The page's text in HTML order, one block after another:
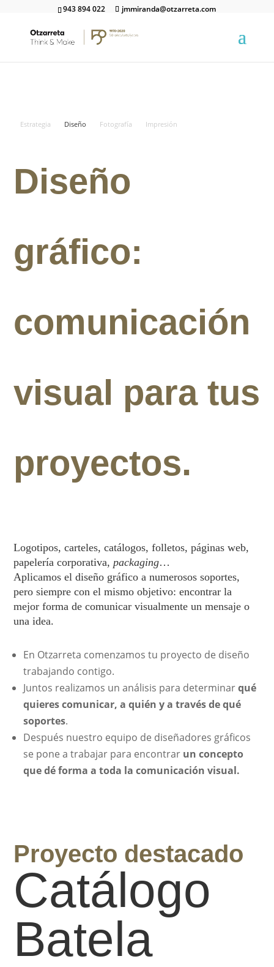
943 894 022 jmmiranda@otzarreta.com
Estrategia Diseño Fotografía Impresión
Diseño
gráfico:
comunicación
visual para tus
proyectos.
Logotipos, carteles, catálogos, folletos, páginas web,
papelería corporativa, packaging…
Aplicamos el diseño gráfico a numerosos soportes,
pero siempre con el mismo objetivo: encontrar la
mejor forma de comunicar visualmente un mensaje o
una idea.
En Otzarreta comenzamos tu proyecto de diseño
trabajando contigo.
Juntos realizamos un análisis para determinarqué
quierescomunicar, a quién y a través de qué
soportes.
Después nuestro equipo de diseñadores gráficos
se pone a trabajar para encontrar un concepto
que dé forma a toda lacomunicación visual.
Proyecto destacado
Catálogo
Batela